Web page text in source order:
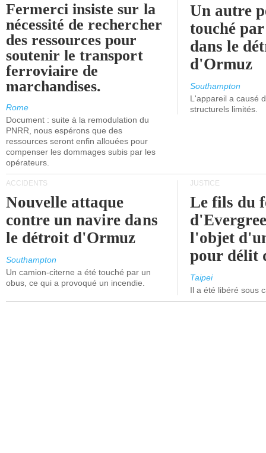
Fermerci insiste sur la
nécessité de rechercher
des ressources pour
soutenir le transport
ferroviaire de
marchandises.
Rome
Document : suite à la remodulation du
PNRR, nous espérons que des
ressources seront enfin allouées pour
compenser les dommages subis par les
opérateurs.
Un autre
touché
dans le
d'Ormuz
Southampton
L'appareil a causé
structurels limités.
ACCIDENTS
Nouvelle attaque
contre un navire dans
le détroit d'Ormuz
Southampton
Un camion-citerne a été touché par un
obus, ce qui a provoqué un incendie.
JUSTICE
Le fils du
l'objet
pour délit
Taipei
Il a été libéré sous